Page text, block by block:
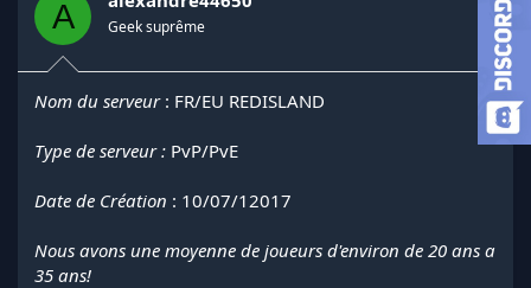
e
u
d
l
a
i
c
u
é
t
A Geek suprême
Nom du serveur: FR/EU REDISLAND
Type de serveur : PvP/PvE
Date de Création : 10/07/12017
Nous avons une moyenne de joueurs d'environ de 20 ans a
35 ans!